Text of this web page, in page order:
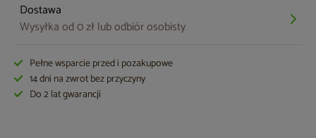
Dostawa
Wysyłka od 0 zł lub odbiór osobisty
Pełne wsparcie przed i pozakupowe
14 dni na zwrot bez przyczyny
Do 2 lat gwarancji